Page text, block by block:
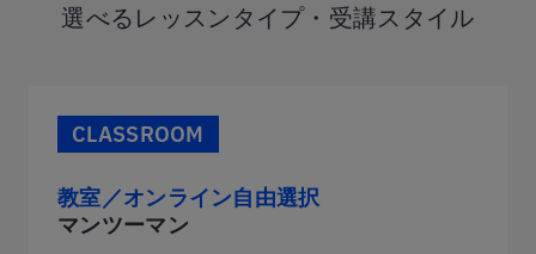
選べるレッスンタイプ・受講スタイル
CLASSROOM
教室／オンライン自由選択
マンツーマン